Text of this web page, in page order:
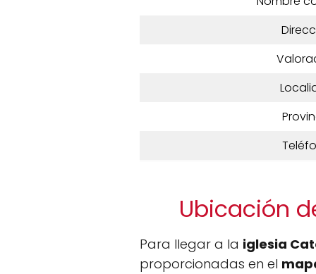
Ubicación
Para llegar a la iglesia
proporcionadas en el